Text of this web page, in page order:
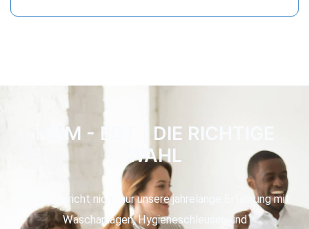
HEIM - EDT | DIE RICHTIGE
WAHL
Für uns spricht nicht nur unsere jahrelange Erfahrung mit
Waschanlagen, Hygieneschleusen und